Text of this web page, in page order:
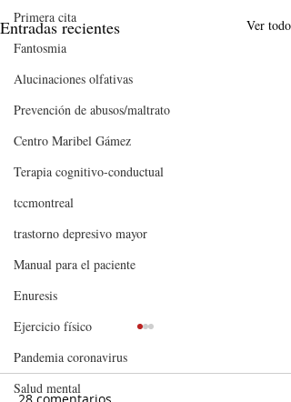
Primera cita
Fantosmia
Alucinaciones olfativas
Prevención de abusos/maltrato
Centro Maribel Gámez
Terapia cognitivo-conductual
tccmontreal
trastorno depresivo mayor
Manual para el paciente
Enuresis
Ejercicio físico
Pandemia coronavirus
Salud mental
Entradas recientes Ver todo